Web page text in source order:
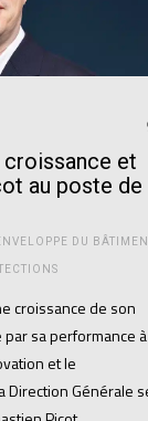
et
au poste de
DU
croissance de son
par sa performance à
et le
Direction Générale